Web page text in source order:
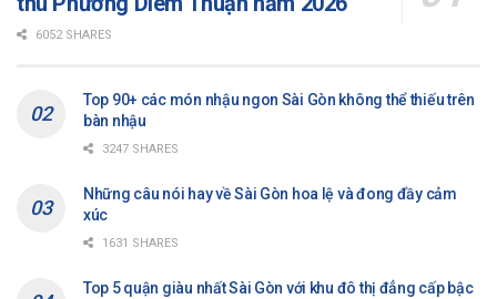
6052 SHARES
Top 90+ các món nhậu ngon Sài Gòn không thể thiếu trên
bàn nhậu
3247 SHARES
Những câu nói hay về Sài Gòn hoa lệ và đong đầy cảm
xúc
1631 SHARES
Top 5 quận giàu nhất Sài Gòn với khu đô thị đẳng cấp bậc